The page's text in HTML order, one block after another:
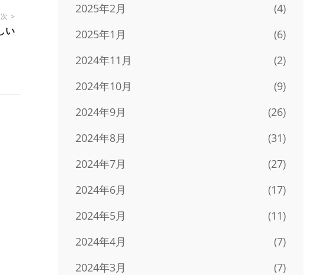
次
い
2025年2月
(4)
2025年1月
(6)
2024年11月
(2)
2024年10月
(9)
2024年9月
(26)
2024年8月
(31)
2024年7月
(27)
2024年6月
(17)
2024年5月
(11)
2024年4月
(7)
2024年3月
(7)